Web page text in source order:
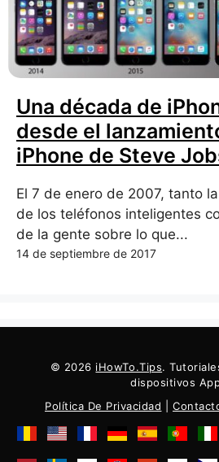
Una década de
desde el
iPhone de Steve
El 7 de enero de 2007, tanto
de los teléfonos inteligentes
de la gente sobre lo que...
14 de septiembre de 2017
© 2026 iHowTo.Tips.
dispositivos
Política De Privacidad